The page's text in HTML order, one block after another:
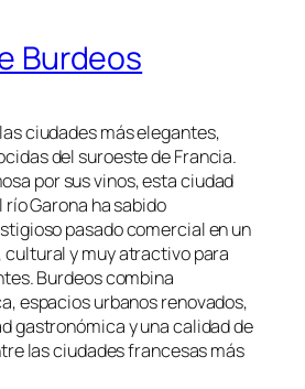
Burdeos
ciudades más elegantes,
del suroeste de Francia.
por sus vinos, esta ciudad
Garona ha sabido
pasado comercial en un
y muy atractivo para
Burdeos combina
espacios urbanos renovados,
gastronómica y una calidad de
las ciudades francesas más